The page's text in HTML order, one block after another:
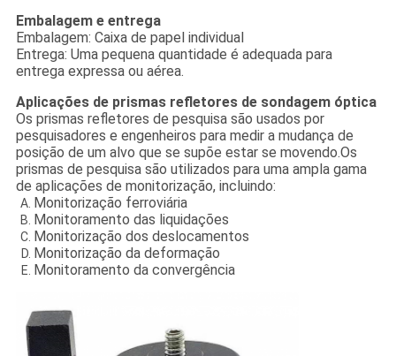
Embalagem e entrega
Embalagem: Caixa de papel individual
Entrega: Uma pequena quantidade é adequada para
entrega expressa ou aérea.
Aplicações de prismas refletores de sondagem óptica
Os prismas refletores de pesquisa são usados por
pesquisadores e engenheiros para medir a mudança de
posição de um alvo que se supõe estar se movendo.Os
prismas de pesquisa são utilizados para uma ampla gama
de aplicações de monitorização, incluindo:
Monitorização ferroviária
Monitoramento das liquidações
Monitorização dos deslocamentos
Monitorização da deformação
Monitoramento da convergência